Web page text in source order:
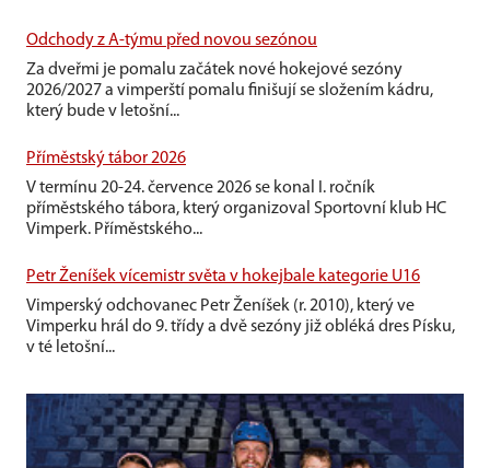
Odchody z A-týmu před novou sezónou
Za dveřmi je pomalu začátek nové hokejové sezóny
2026/2027 a vimperští pomalu finišují se složením kádru,
který bude v letošní...
Příměstský tábor 2026
V termínu 20-24. července 2026 se konal I. ročník
příměstského tábora, který organizoval Sportovní klub HC
Vimperk. Příměstského...
Petr Ženíšek vícemistr světa v hokejbale kategorie U16
Vimperský odchovanec Petr Ženíšek (r. 2010), který ve
Vimperku hrál do 9. třídy a dvě sezóny již obléká dres Písku,
v té letošní...